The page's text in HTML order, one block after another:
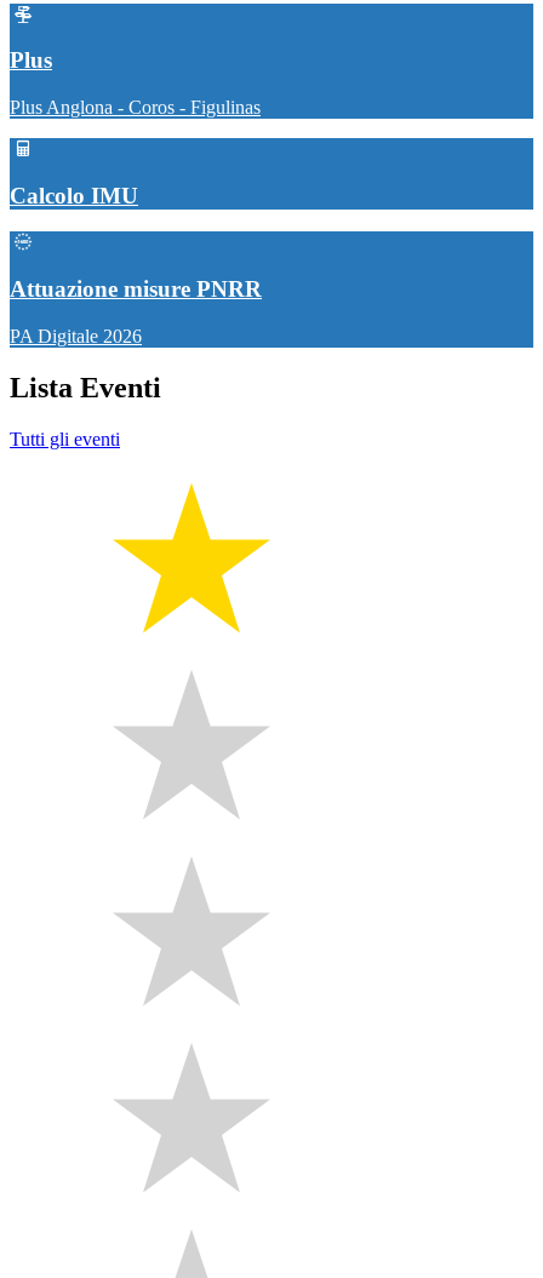
Plus
Plus Anglona - Coros - Figulinas
Calcolo IMU
Attuazione misure PNRR
PA Digitale 2026
Lista Eventi
Tutti gli eventi